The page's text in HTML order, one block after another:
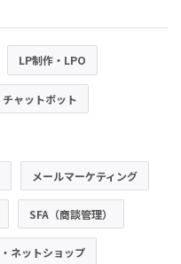
LP制作・LPO
ャットボット
メールマーケティング
SFA（商談管理）
ネットショップ